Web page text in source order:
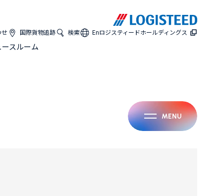
スルーム
せ 国際貨物追跡 検索 Enロジスティードホールディングス
MENU